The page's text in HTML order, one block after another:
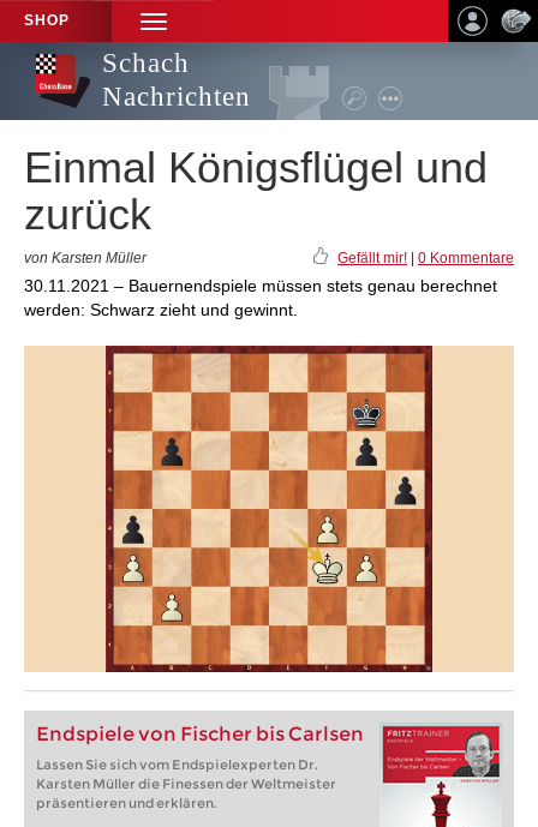
SHOP
TOGGLE
NAVIGATION
Schach
Nachrichten
Einmal Königsflügel und
zurück
von Karsten Müller Gefällt mir! 0 Kommentare
30.11.2021 – Bauernendspiele müssen stets genau berechnet
werden: Schwarz zieht und gewinnt.
Endspiele von Fischer bis Carlsen
Lassen Sie sich vom Endspielexperten Dr.
Karsten Müller die Finessen der Weltmeister
präsentieren und erklären.